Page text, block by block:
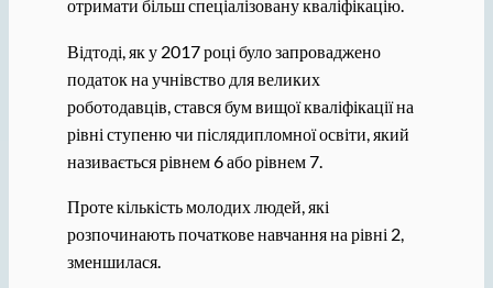
отримати більш спеціалізовану кваліфікацію.
Відтоді, як у 2017 році було запроваджено
податок на учнівство для великих
роботодавців, стався бум вищої кваліфікації на
рівні ступеню чи післядипломної освіти, який
називається рівнем 6 або рівнем 7.
Проте кількість молодих людей, які
розпочинають початкове навчання на рівні 2,
зменшилася.